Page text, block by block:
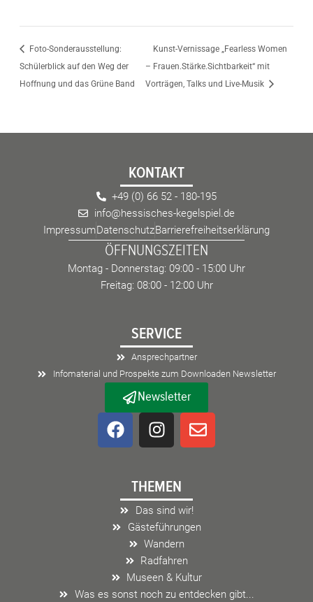
Foto-Sonderausstellung:
Schülerblick auf den Weg der
Hoffnung und das Grüne Band
Kunst-Vernissage „Fearless Women
– Frauen.Stärke.Sichtbarkeit“ mit
Vorträgen, Talks und Live-Musik
KONTAKT
+49 (0) 66 52 - 180-195
info@hessisches-kegelspiel.de
ImpressumDatenschutzBarrierefreiheitserklärung
ÖFFNUNGSZEITEN
Montag - Donnerstag: 09:00 - 15:00 Uhr
Freitag: 08:00 - 12:00 Uhr
SERVICE
Ansprechpartner
Infomaterial und Prospekte zum Downloaden Newsletter
Newsletter
F
a
o
o
I
n
a
g
r
a
m
E
n
p
THEMEN
Das sind wir!
Gästeführungen
Wandern
Radfahren
Museen & Kultur
Was es sonst noch zu entdecken gibt...